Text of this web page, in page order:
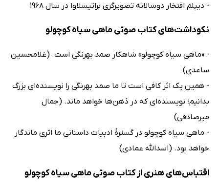
- دیپلم افتخار دوسالانه تصویرگری براتیسلاوا در سال 1968
نکوداشت‌های کتاب صوتی ماهی سیاه کوچولو
- «ماهی سیاه کوچولو» شاهکار صمد بهرنگی است. (غلامحسین
ساعدی)
- همین یک اثر کافی است تا ما صمد بهرنگی را نویسنده‌ای بزرگ
بدانیم؛ نویسنده‌ای که در ذهن‌ها خواهد ماند. (جمال
میرصادقی)
- ماهی سیاه کوچولو در گسترهٔ ادبیات داستانی ما اثری ماندگار
خواهد بود. (اسدالله عمادی)
اقتباس‌های هنری از کتاب صوتی ماهی سیاه کوچولو